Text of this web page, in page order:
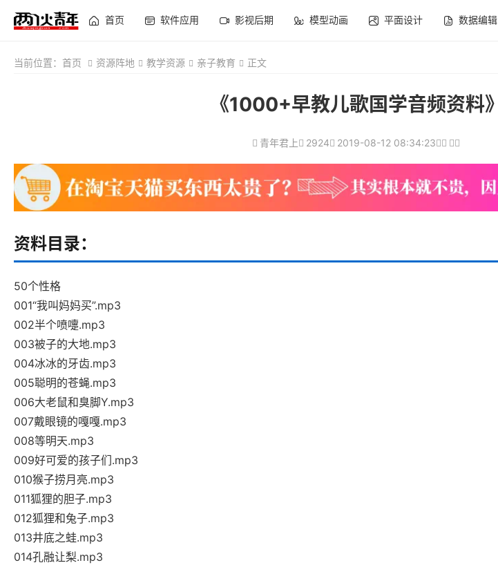
首页 软件应用 影视后期 模型动画 平面设计 数据编辑
当前位置： 首页 资源阵地 教学资源 亲子教育 正文
《1000+早教儿歌国学音频资料》
青年君上 2924 2019-08-12 08:34:23
资料目录：
50个性格
001“我叫妈妈买”.mp3
002半个喷嚏.mp3
003被子的大地.mp3
004冰冰的牙齿.mp3
005聪明的苍蝇.mp3
006大老鼠和臭脚Y.mp3
007戴眼镜的嘎嘎.mp3
008等明天.mp3
009好可爱的孩子们.mp3
010猴子捞月亮.mp3
011狐狸的胆子.mp3
012狐狸和兔子.mp3
013井底之蛙.mp3
014孔融让梨.mp3